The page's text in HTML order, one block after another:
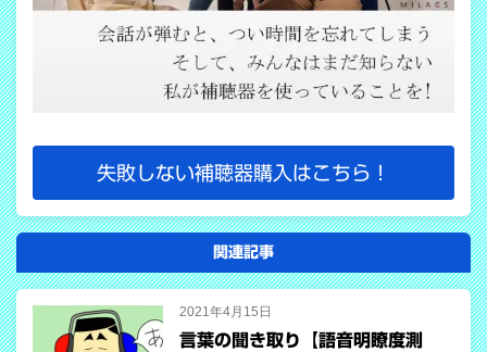
失敗しない補聴器購入はこちら！
関連記事
2021年4月15日
言葉の聞き取り【語音明瞭度測